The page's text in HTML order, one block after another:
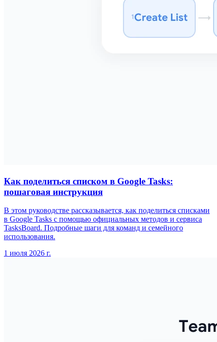
Как поделиться списком в Google Tasks:
пошаговая инструкция
В этом руководстве рассказывается, как поделиться списками
в Google Tasks с помощью официальных методов и сервиса
TasksBoard. Подробные шаги для команд и семейного
использования.
1 июля 2026 г.